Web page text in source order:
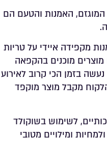
המוגזם, האמנות והטעם הם
מקפידה איידי על טריות
מוצרים מוכנים בהקפאה
בזמן הכי קרוב לאירוע
מקבל מוצר מוקפד
לשימוש בשוקולד
של 50% קקאו, ולמחיות ומילויים מטובי